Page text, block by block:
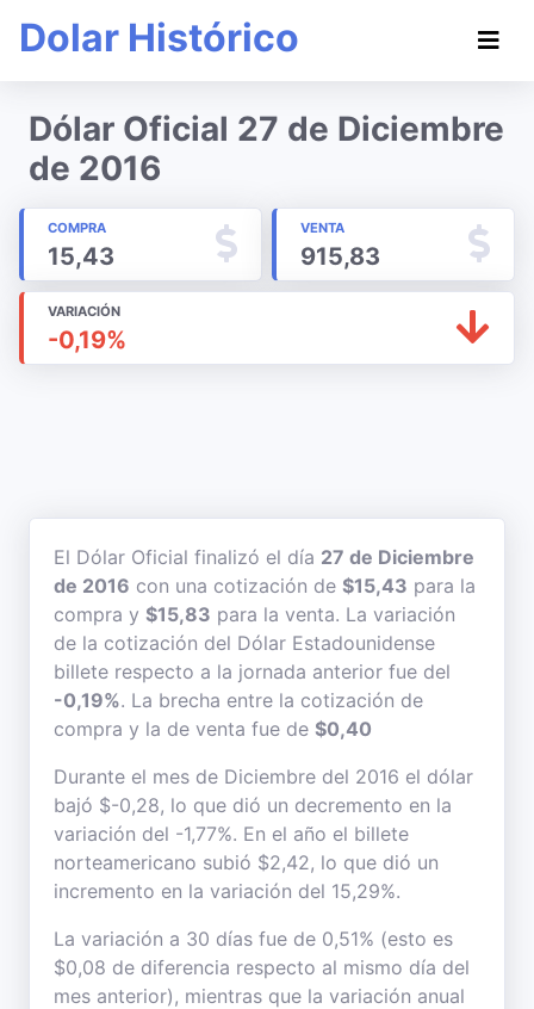
Dolar Histórico
Dólar Oficial 27 de Diciembre
de 2016
COMPRA
15,43
VENTA
915,83
VARIACIÓN
-0,19%
El Dólar Oficial finalizó el día 27 de Diciembre
de 2016 con una cotización de $15,43 para la
compra y $15,83 para la venta. La variación
de la cotización del Dólar Estadounidense
billete respecto a la jornada anterior fue del
-0,19%. La brecha entre la cotización de
compra y la de venta fue de $0,40
Durante el mes de Diciembre del 2016 el dólar
bajó $-0,28, lo que dió un decremento en la
variación del -1,77%. En el año el billete
norteamericano subió $2,42, lo que dió un
incremento en la variación del 15,29%.
La variación a 30 días fue de 0,51% (esto es
$0,08 de diferencia respecto al mismo día del
mes anterior), mientras que la variación anual